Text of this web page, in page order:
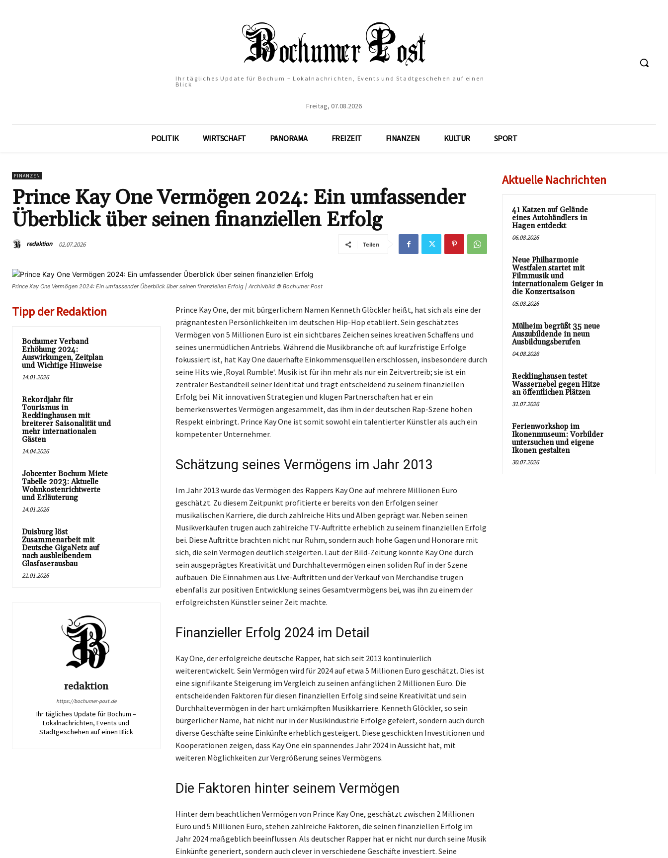
Ihr tägliches Update für Bochum – Lokalnachrichten, Events und Stadtgeschehen auf einen
Blick
Freitag, 07.08.2026
POLITIK WIRTSCHAFT PANORAMA FREIZEIT FINANZEN KULTUR SPORT
FINANZEN
Prince Kay One Vermögen 2024: Ein umfassender
Überblick über seinen finanziellen Erfolg
redaktion 02.07.2026 Teilen
Prince Kay One Vermögen 2024: Ein umfassender Überblick über seinen finanziellen Erfolg | Archivbild © Bochumer Post
Tipp der Redaktion
Bochumer Verband
Erhöhung 2024:
Auswirkungen, Zeitplan
und Wichtige Hinweise
14.01.2026
Rekordjahr für
Tourismus in
Recklinghausen mit
breiterer Saisonalität und
mehr internationalen
Gästen
14.04.2026
Jobcenter Bochum Miete
Tabelle 2023: Aktuelle
Wohnkostenrichtwerte
und Erläuterung
14.01.2026
Duisburg löst
Zusammenarbeit mit
Deutsche GigaNetz auf
nach ausbleibendem
Glasfaserausbau
21.01.2026
redaktion
https://bochumer-post.de
Ihr tägliches Update für Bochum –
Lokalnachrichten, Events und
Stadtgeschehen auf einen Blick
Prince Kay One, der mit bürgerlichem Namen Kenneth Glöckler heißt, hat sich als eine der
prägnantesten Persönlichkeiten im deutschen Hip-Hop etabliert. Sein geschätztes
Vermögen von 5 Millionen Euro ist ein sichtbares Zeichen seines kreativen Schaffens und
seines unermüdlichen Antriebs. Während die Musikbranche oft auf kurzfristige Erfolge
fokussiert ist, hat Kay One dauerhafte Einkommensquellen erschlossen, insbesondere durch
seine Hits wie ‚Royal Rumble‘. Musik ist für ihn mehr als nur ein Zeitvertreib; sie ist ein
zentraler Bestandteil seiner Identität und trägt entscheidend zu seinem finanziellen
Erfolg bei. Mit innovativen Strategien und klugen Partnerschaften hat er ein
bemerkenswertes Vermögen angesammelt, das ihm in der deutschen Rap-Szene hohen
Respekt einbringt. Prince Kay One ist somit sowohl ein talentierter Künstler als auch ein
kompetenter Unternehmer.
Schätzung seines Vermögens im Jahr 2013
Im Jahr 2013 wurde das Vermögen des Rappers Kay One auf mehrere Millionen Euro
geschätzt. Zu diesem Zeitpunkt profitierte er bereits von den Erfolgen seiner
musikalischen Karriere, die durch zahlreiche Hits und Alben geprägt war. Neben seinen
Musikverkäufen trugen auch zahlreiche TV-Auftritte erheblich zu seinem finanziellen Erfolg
bei. Diese Auftritte brachten nicht nur Ruhm, sondern auch hohe Gagen und Honorare mit
sich, die sein Vermögen deutlich steigerten. Laut der Bild-Zeitung konnte Kay One durch
sein ausgeprägtes Kreativität und Durchhaltevermögen einen soliden Ruf in der Szene
aufbauen. Die Einnahmen aus Live-Auftritten und der Verkauf von Merchandise trugen
ebenfalls zur positiven Entwicklung seines Gesamtvermögens bei, was ihn zu einem der
erfolgreichsten Künstler seiner Zeit machte.
Finanzieller Erfolg 2024 im Detail
Kay One, der erfolgreiche deutsche Rapper, hat sich seit 2013 kontinuierlich
weiterentwickelt. Sein Vermögen wird für 2024 auf etwa 5 Millionen Euro geschätzt. Dies ist
eine signifikante Steigerung im Vergleich zu seinen anfänglichen 2 Millionen Euro. Die
entscheidenden Faktoren für diesen finanziellen Erfolg sind seine Kreativität und sein
Durchhaltevermögen in der hart umkämpften Musikkarriere. Kenneth Glöckler, so sein
bürgerlicher Name, hat nicht nur in der Musikindustrie Erfolge gefeiert, sondern auch durch
diverse Geschäfte seine Einkünfte erheblich gesteigert. Diese geschickten Investitionen und
Kooperationen zeigen, dass Kay One ein spannendes Jahr 2024 in Aussicht hat, mit
weiteren Möglichkeiten zur Vergrößerung seines Vermögens.
Die Faktoren hinter seinem Vermögen
Hinter dem beachtlichen Vermögen von Prince Kay One, geschätzt zwischen 2 Millionen
Euro und 5 Millionen Euro, stehen zahlreiche Faktoren, die seinen finanziellen Erfolg im
Jahr 2024 maßgeblich beeinflussen. Als deutscher Rapper hat er nicht nur durch seine Musik
Einkünfte generiert, sondern auch clever in verschiedene Geschäfte investiert. Seine
Aktuelle Nachrichten
41 Katzen auf Gelände
eines Autohändlers in
Hagen entdeckt
06.08.2026
Neue Philharmonie
Westfalen startet mit
Filmmusik und
internationalem Geiger in
die Konzertsaison
05.08.2026
Mülheim begrüßt 35 neue
Auszubildende in neun
Ausbildungsberufen
04.08.2026
Recklinghausen testet
Wassernebel gegen Hitze
an öffentlichen Plätzen
31.07.2026
Ferienworkshop im
Ikonenmuseum: Vorbilder
untersuchen und eigene
Ikonen gestalten
30.07.2026